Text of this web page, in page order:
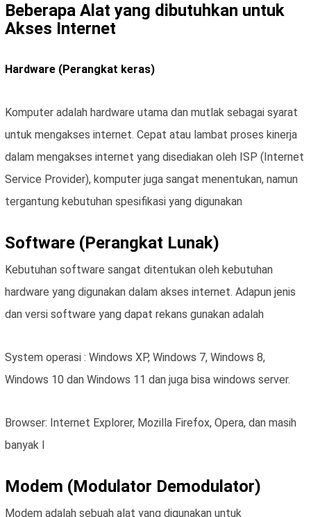
Beberapa Alat yang dibutuhkan untuk
Akses Internet
Hardware (Perangkat keras)
Komputer adalah hardware utama dan mutlak sebagai syarat
untuk mengakses internet. Cepat atau lambat proses kinerja
dalam mengakses internet yang disediakan oleh ISP (Internet
Service Provider), komputer juga sangat menentukan, namun
tergantung kebutuhan spesifikasi yang digunakan
Software (Perangkat Lunak)
Kebutuhan software sangat ditentukan oleh kebutuhan
hardware yang digunakan dalam akses internet. Adapun jenis
dan versi software yang dapat rekans gunakan adalah
System operasi : Windows XP, Windows 7, Windows 8,
Windows 10 dan Windows 11 dan juga bisa windows server.
Browser: Internet Explorer, Mozilla Firefox, Opera, dan masih
banyak l
Modem (Modulator Demodulator)
Modem adalah sebuah alat yang digunakan untuk